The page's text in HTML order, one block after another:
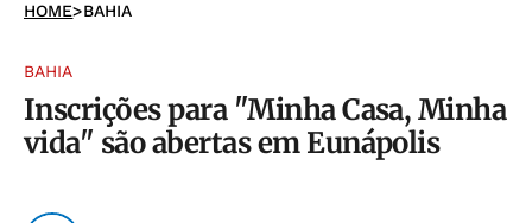
HOME>BAHIA
BAHIA
Inscrições para "Minha Casa, Minha
vida" são abertas em Eunápolis